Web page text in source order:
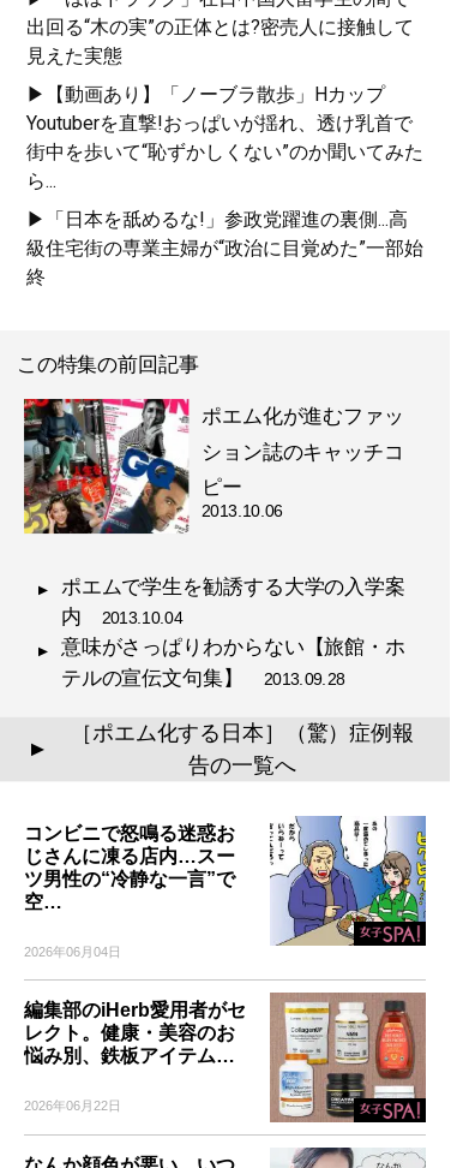
出回る“木の実”の正体とは?密売人に接触して
見えた実態
▶【動画あり】「ノーブラ散歩」Hカップ
Youtuberを直撃!おっぱいが揺れ、透け乳首で
街中を歩いて“恥ずかしくない”のか聞いてみた
ら...
▶「日本を舐めるな!」参政党躍進の裏側...高
級住宅街の専業主婦が“政治に目覚めた”一部始
終
この特集の前回記事
ポエム化が進むファッ
ション誌のキャッチコ
ピー
2013.10.06
ポエムで学生を勧誘する大学の入学案
内 2013.10.04
意味がさっぱりわからない【旅館・ホ
テルの宣伝文句集】 2013.09.28
▲
［ポエム化する日本］（驚）症例報
告の一覧へ
コンビニで怒鳴る迷惑お
じさんに凍る店内…スー
ツ男性の“冷静な一言”で
空…
2026年06月04日
編集部のiHerb愛用者がセ
レクト。健康・美容のお
悩み別、鉄板アイテム…
2026年06月22日